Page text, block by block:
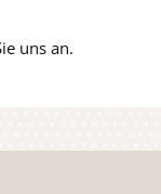
uns an.